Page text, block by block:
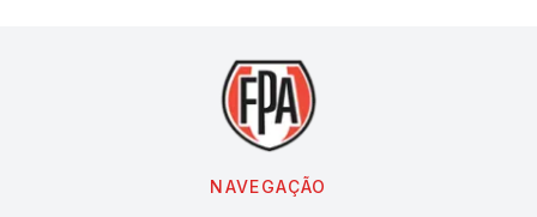
NAVEGAÇÃO